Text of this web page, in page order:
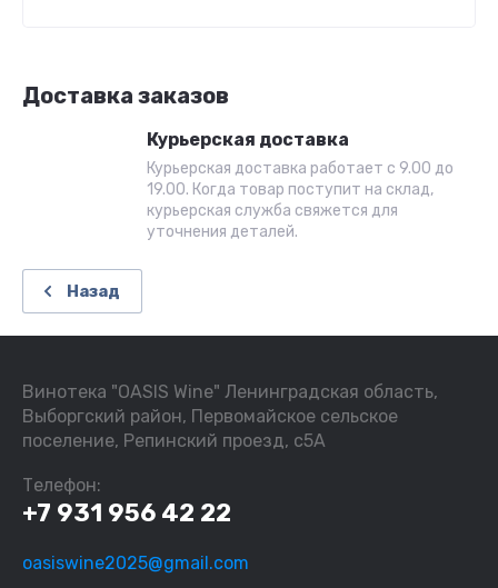
Доставка заказов
Курьерская доставка
Курьерская доставка работает с 9.00 до
19.00. Когда товар поступит на склад,
курьерская служба свяжется для
уточнения деталей.
Назад
Винотека "OASIS Wine" Ленинградская область,
Выборгский район, Первомайское сельское
поселение, Репинский проезд, с5А
Телефон:
+7 931 956 42 22
oasiswine2025@gmail.com